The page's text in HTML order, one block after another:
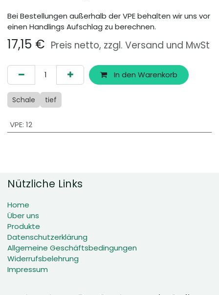
Bei Bestellungen außerhalb der VPE behalten wir uns vor
einen Handlings Aufschlag zu berechnen.
17,15 € Preis netto, zzgl. Versand und MwSt
In den Warenkorb
Schale tief
VPE: 12
Nützliche Links
Home
Über uns
Produkte
Datenschutzerklärung
Allgemeine Geschäftsbedingungen
Widerrufsbelehrung
Impressum